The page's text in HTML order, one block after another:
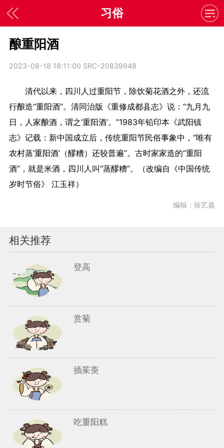
习俗
酿重阳酒
2023-08-18 18:11:00 SRC-20839948
清代以来，四川人过重阳节，除饮菊花酒之外，还流
行酿造“重阳酒”。清同治版《重修成都县志》说：“九月九
日，人家酿酒，谓之‘重阳酒’。”1983年铅印本《武阳镇
志》记载：新中国成立后，传统重阳节民俗事象中，“唯有
农村蒸‘重阳酒’（醪糟）还较普遍”。古时家家造的“重阳
酒”，就是米酒，四川人叫“蒸醪糟”。
（改编自《中国传统
岁时节俗》 江玉祥）
编辑：徐艺嘉
相关推荐
登高
赏菊
插茱萸
吃重阳糕